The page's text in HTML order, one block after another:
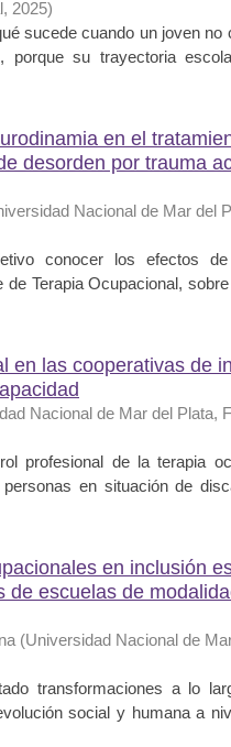
, 2025)
sucede cuando un joven
porque su trayectoria
en el
desorden por trauma
Nacional de Mar del
conocer los efectos
Terapia Ocupacional,
en las cooperativas de
Nacional de Mar del Plata,
profesional de la terapia
en situación de
en inclusión
de escuelas de
(Universidad Nacional de
transformaciones a lo
social y humana a